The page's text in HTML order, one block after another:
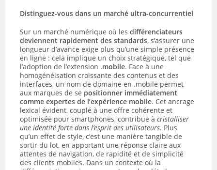
Distinguez-vous dans un marché ultra-concurrentiel
Sur un marché numérique où lesdifférenciateurs
deviennent rapidement des standards, s’assurer une
longueur d’avance exige plus qu’une simple présence
en ligne : cela implique un choix stratégique, tel que
l’adoption de l’extension .mobile. Face à une
homogénéisation croissante des contenus et des
interfaces, un nom de domaine en .mobile permet
aux marques de se positionner immédiatement
comme expertes de l’expérience mobile. Cet ancrage
lexical évident, couplé à une offre cohérente et
optimisée pour smartphones, contribue àcristalliser
une identité forte dans l’esprit des utilisateurs. Plus
qu’un effet de style, c’est une manière tangible de
sortir du lot, en apportant une réponse claire aux
attentes de navigation, de rapidité et de simplicité
des clients mobiles. Dans un contexte où la